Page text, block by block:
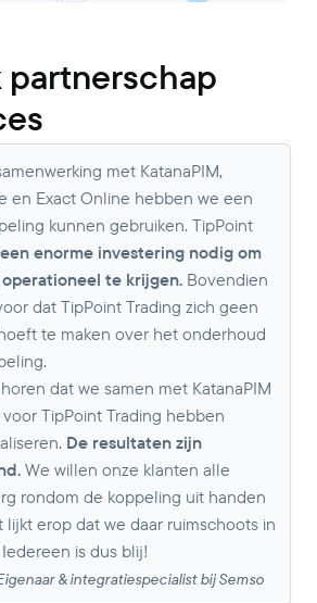
partnerschap
met KatanaPIM,
en Exact Online hebben we een
kunnen gebruiken. TipPoint
enorme investering nodig om
te krijgen. Bovendien
dat TipPoint Trading zich geen
te maken over het onderhoud
dat we samen met KatanaPIM
TipPoint Trading hebben
De resultaten zijn
We willen onze klanten alle
rondom de koppeling uit handen
erop dat we daar ruimschoots in
is dus blij!
& integratiespecialist bij Semso